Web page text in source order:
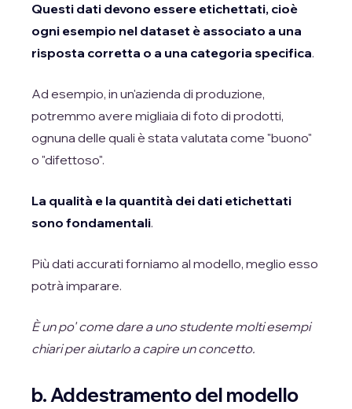
Questi dati devono essere etichettati, cioè
ogni esempio nel dataset è associato a una
risposta corretta o a una categoria specifica.
Ad esempio, in un'azienda di produzione,
potremmo avere migliaia di foto di prodotti,
ognuna delle quali è stata valutata come "buono"
o "difettoso".
La qualità e la quantità dei dati etichettati
sono fondamentali.
Più dati accurati forniamo al modello, meglio esso
potrà imparare.
È un po' come dare a uno studente molti esempi
chiari per aiutarlo a capire un concetto.
b. Addestramento del modello